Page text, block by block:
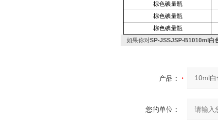
棕色碘量瓶
棕色碘量瓶
棕色碘量瓶
如果你对SP-JSSJSP-B1010ml白
产品：
您的单位：